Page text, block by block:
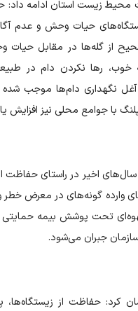
محیط زیست استان ادامه
حیات وحش و عدم
از گله‌ها در مقابل حیات
رها نکردن دام در
نگهداری دام‌ها موجب شده
با جوامع محلی نیز افزایش
سال‌های اخیر در راستای
وارده گونه‌های در معرض
تحت پوشش بیمه حمایتی
جبران می‌شود.
کرد: حفاظت از زیستگاه‌ها،